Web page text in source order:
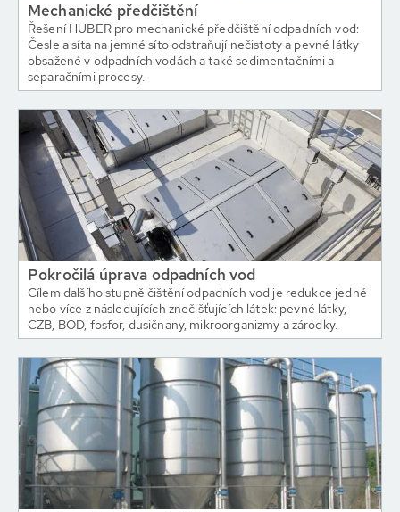
Mechanické předčištění
Řešení HUBER pro mechanické předčištění odpadních vod:
Česle a síta na jemné síto odstraňují nečistoty a pevné látky
obsažené v odpadních vodách a také sedimentačními a
separačními procesy.
Pokročilá úprava odpadních vod
Cílem dalšího stupně čištění odpadních vod je redukce jedné
nebo více z následujících znečišťujících látek: pevné látky,
CZB, BOD, fosfor, dusičnany, mikroorganizmy a zárodky.